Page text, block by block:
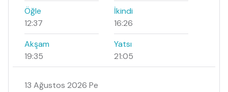
Öğle
12:37
İkindi
16:26
Akşam
19:35
Yatsı
21:05
13 Ağustos 2026 Pe